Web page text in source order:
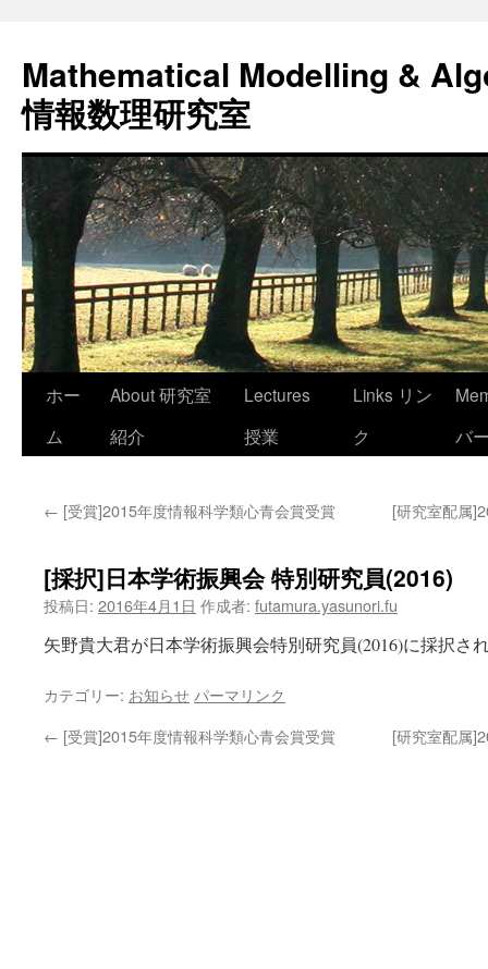
テ
ン
ツ
へ
ッ
プ
Mathematical Modelling &
情報数理研究室
ホー
ム
About 研究室
紹介
Lectures
授業
Links リン
ク
バ
← [受賞]2015年度情報科学類心青会賞受賞 [研究室配属
[採択]日本学術振興会 特別研究員(2016)
投稿日: 2016年4月1日 作成者: futamura.yasunori.fu
矢野貴大君が日本学術振興会特別研究員(2016)に採択さ
カテゴリー: お知らせ パーマリンク
← [受賞]2015年度情報科学類心青会賞受賞 [研究室配属